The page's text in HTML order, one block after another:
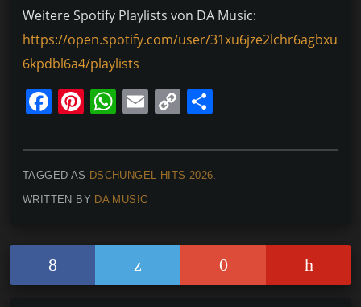
Weitere Spotify Playlists von DA Music:
https://open.spotify.com/user/31xu6jze2lchr6agbxu
6kpdbl6a4/playlists
F
c
e
b
o
k
Pi
er
e
st
W
at
s
A
p
E
ai
l
C
p
y
k
le
n
TAGGED AS DSCHUNGEL HITS 2026
WRITTEN BY DA MUSIC